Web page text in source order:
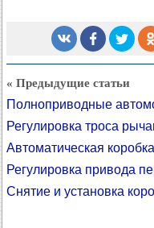
« Предыдущие статьи
Полноприводные
Регулировка троса
Автоматическая
Регулировка привода
Снятие и установка